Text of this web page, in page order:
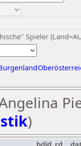
Spieler
)
bdld rd